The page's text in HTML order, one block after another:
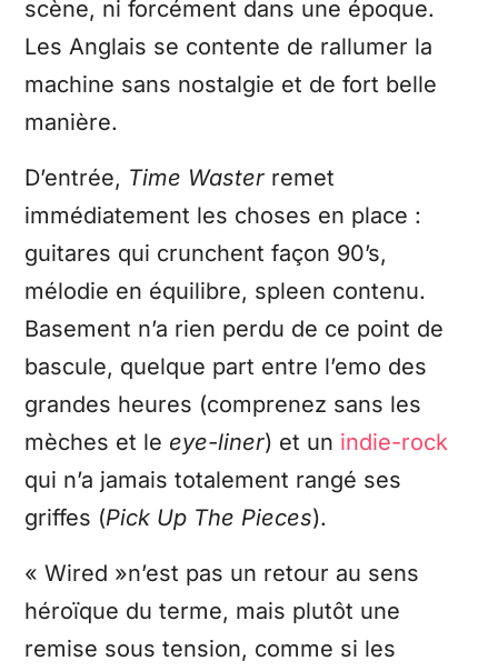
scène, ni forcément dans une époque.
Les Anglais se contente de rallumer la
machine sans nostalgie et de fort belle
manière.
D’entrée, Time Wasterremet
immédiatement les choses en place :
guitares qui crunchent façon 90’s,
mélodie en équilibre, spleen contenu.
Basement n’a rien perdu de ce point de
bascule, quelque part entre l’emo des
grandes heures (comprenez sans les
mèches et le eye-liner) et un indie-rock
qui n’a jamais totalement rangé ses
griffes (Pick Up The Pieces).
« Wired »n’est pas un retour au sens
héroïque du terme, mais plutôt une
remise sous tension, comme si les